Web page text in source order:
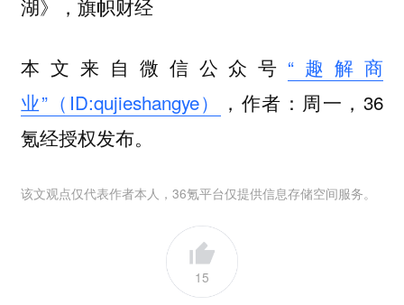
湖》，旗帜财经
本文来自微信公众号 “趣解商
业”（ID:qujieshangye）
，作者：周一，36
氪经授权发布。
该文观点仅代表作者本人，36氪平台仅提供信息存储空间服务。
15